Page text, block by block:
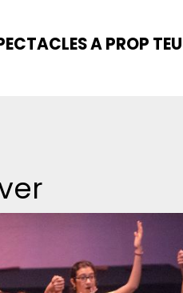
A PROP TEU